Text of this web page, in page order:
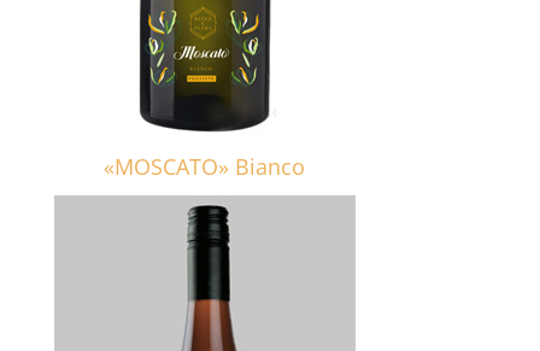
«MOSCATO» Bianco